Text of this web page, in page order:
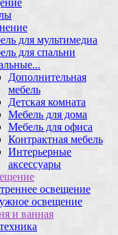
для мультимедиа
для спальни
Дополнительная
мебель
Детская комната
Мебель для дома
Мебель для офиса
Контрактная мебель
Интерьерные
аксессуары
освещение
освещение
и ванная